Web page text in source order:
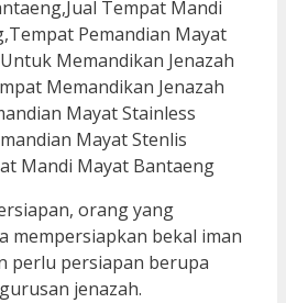
orang yang
mempersiapkan bekal iman
perlu persiapan berupa
jenazah.